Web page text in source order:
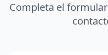
Completa el